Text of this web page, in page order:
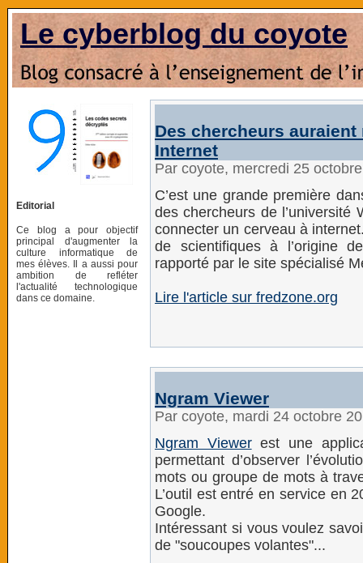
Le cyberblog du coyote
Editorial
Ce blog a pour objectif
principal d'augmenter la
culture informatique de
mes élèves. Il a aussi pour
ambition de refléter
l'actualité technologique
dans ce domaine.
Des chercheurs
Internet
Par coyote, mercredi 25
C’est une grande première
des chercheurs de l’université
connecter un cerveau à
de scientifiques à l’origine
rapporté par le site spécialisé
Lire l'article sur fredzone.org
Ngram Viewer
Par coyote, mardi 24 octobre
Ngram Viewerest une
permettant d’observer
mots ou groupe de mots à
L’outil est entré en service en
Google.
Intéressant si vous voulez
de "soucoupes volantes"...